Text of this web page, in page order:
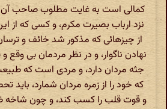
کمالی است به غایت مطلوب صاحب آن
نزد ارباب بصیرت مکرم، و کسی که
از چیزهائی که مذکور شد خائف و
نهادن ناگوار، و در نظر مردمان بی وقع
جثه مردان دارد، و مردی است که
که خود را از زمره مردان شمارد، باید
و قوت قلب را کسب کند، و چون شاخه